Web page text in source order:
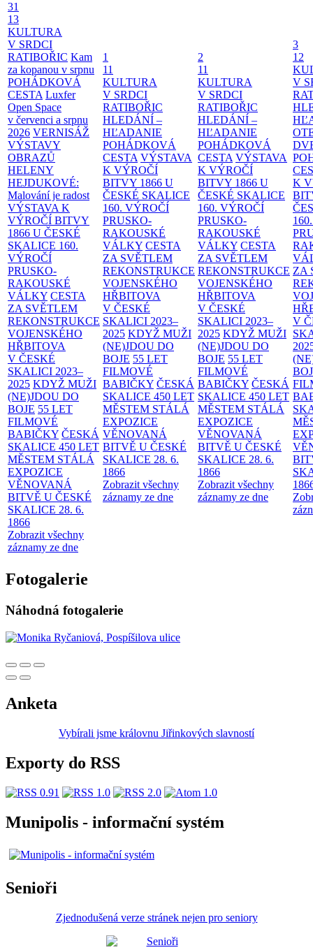
31
13
KULTURA
V SRDCI
RATIBOŘIC Kam
za kopanou v srpnu
POHÁDKOVÁ
CESTA Luxfer
Open Space
v červenci a srpnu
2026 VERNISÁŽ
VÝSTAVY
OBRAZŮ
HELENY
HEJDUKOVÉ:
Malování je radost
VÝSTAVA K
VÝROČÍ BITVY
1866 U ČESKÉ
SKALICE 160.
VÝROČÍ
PRUSKO-
RAKOUSKÉ
VÁLKY CESTA
ZA SVĚTLEM
REKONSTRUKCE
VOJENSKÉHO
HŘBITOVA
V ČESKÉ
SKALICI 2023–
2025 KDYŽ MUŽI
(NE)JDOU DO
BOJE 55 LET
FILMOVÉ
BABIČKY ČESKÁ
SKALICE 450 LET
MĚSTEM STÁLÁ
EXPOZICE
VĚNOVANÁ
BITVĚ U ČESKÉ
SKALICE 28. 6.
1866
Zobrazit všechny
záznamy ze dne
1
11
KULTURA
V SRDCI
RATIBOŘIC
HLEDÁNÍ –
HĽADANIE
POHÁDKOVÁ
CESTA VÝSTAVA
K VÝROČÍ
BITVY 1866 U
ČESKÉ SKALICE
160. VÝROČÍ
PRUSKO-
RAKOUSKÉ
VÁLKY CESTA
ZA SVĚTLEM
REKONSTRUKCE
VOJENSKÉHO
HŘBITOVA
V ČESKÉ
SKALICI 2023–
2025 KDYŽ MUŽI
(NE)JDOU DO
BOJE 55 LET
FILMOVÉ
BABIČKY ČESKÁ
SKALICE 450 LET
MĚSTEM STÁLÁ
EXPOZICE
VĚNOVANÁ
BITVĚ U ČESKÉ
SKALICE 28. 6.
1866
Zobrazit všechny
záznamy ze dne
2
11
KULTURA
V SRDCI
RATIBOŘIC
HLEDÁNÍ –
HĽADANIE
POHÁDKOVÁ
CESTA VÝSTAVA
K VÝROČÍ
BITVY 1866 U
ČESKÉ SKALICE
160. VÝROČÍ
PRUSKO-
RAKOUSKÉ
VÁLKY CESTA
ZA SVĚTLEM
REKONSTRUKCE
VOJENSKÉHO
HŘBITOVA
V ČESKÉ
SKALICI 2023–
2025 KDYŽ MUŽI
(NE)JDOU DO
BOJE 55 LET
FILMOVÉ
BABIČKY ČESKÁ
SKALICE 450 LET
MĚSTEM STÁLÁ
EXPOZICE
VĚNOVANÁ
BITVĚ U ČESKÉ
SKALICE 28. 6.
1866
Zobrazit všechny
záznamy ze dne
3
12
V
K
ZA
V
Fotogalerie
Náhodná fotogalerie
Anketa
Vybírali jsme královnu Jiřinkových slavností
Exporty do RSS
Munipolis - informační systém
Senioři
Zjednodušená verze stránek nejen pro seniory